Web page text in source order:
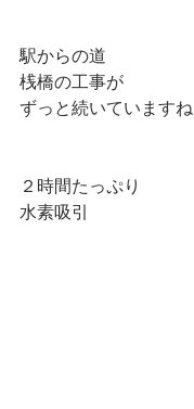
駅からの道
桟橋の工事が
ずっと続いていますね
２時間たっぷり
水素吸引